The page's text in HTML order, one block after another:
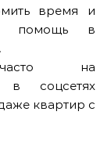
время и
помощь в
на
в соцсетях
квартир с